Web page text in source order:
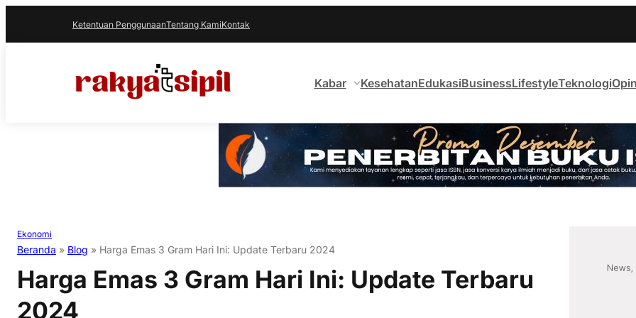
Ketentuan PenggunaanTentang KamiKontak
Kabar KesehatanEdukasiBusinessLifestyleTeknologi
Ekonomi
Beranda » Blog » Harga Emas 3 Gram Hari Ini: Update Terbaru 2024
Harga Emas 3 Gram Hari Ini: Update Terbaru
2024